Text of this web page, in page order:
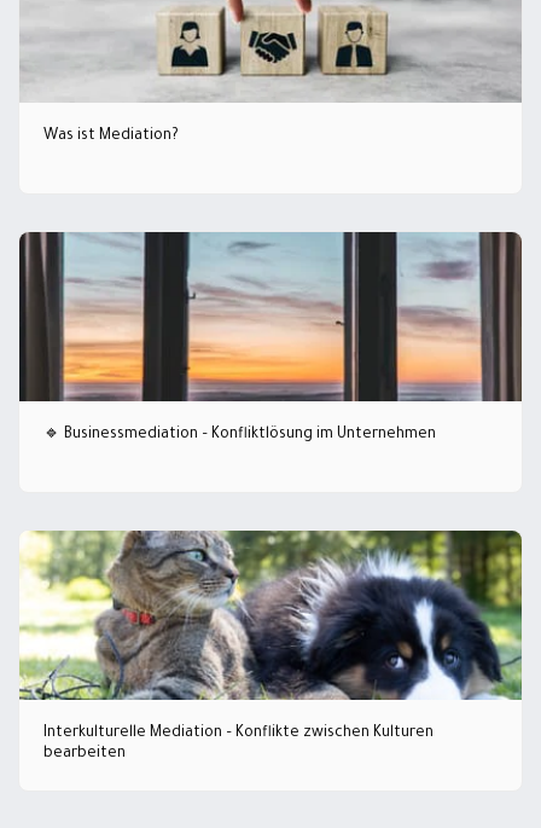
Was ist Mediation?
🔹 Businessmediation – Konfliktlösung im Unternehmen
Interkulturelle Mediation – Konflikte zwischen Kulturen
bearbeiten